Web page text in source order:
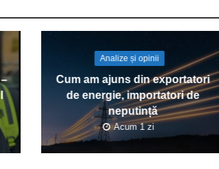
Analize și opinii
Cum am ajuns din exportatori
de energie, importatori de
neputință
Acum 1 zi